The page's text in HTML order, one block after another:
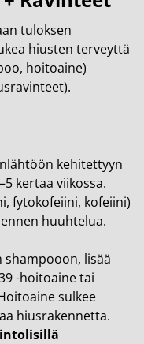
tuloksen
hiusten terveyttä
hoitoaine)
kehitettyyn
kertaa viikossa.
fytokofeiini, kofeiini)
huuhtelua.
lisää
-hoitoaine tai
sulkee
hiusrakennetta.